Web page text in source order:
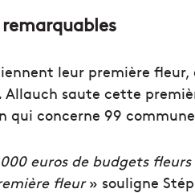
leur première
saute cette
qui concerne 99
euros de budgets
fleur» souligne